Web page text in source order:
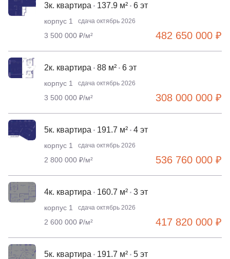
3к. квартира 137.9 м² 6 эт
корпус 1 сдача октябрь 2026
482 650 000 ₽
3 500 000 ₽/м²
2к. квартира 88 м² 6 эт
корпус 1 сдача октябрь 2026
308 000 000 ₽
3 500 000 ₽/м²
5к. квартира 191.7 м² 4 эт
корпус 1 сдача октябрь 2026
536 760 000 ₽
2 800 000 ₽/м²
4к. квартира 160.7 м² 3 эт
корпус 1 сдача октябрь 2026
417 820 000 ₽
2 600 000 ₽/м²
5к. квартира 191.7 м² 5 эт